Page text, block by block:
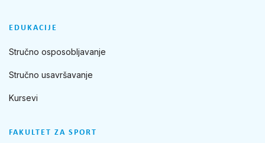
FAKULTET ZA SPORT
EDUKACIJE
Stručno osposobljavanje
Stručno usavršavanje
Kursevi